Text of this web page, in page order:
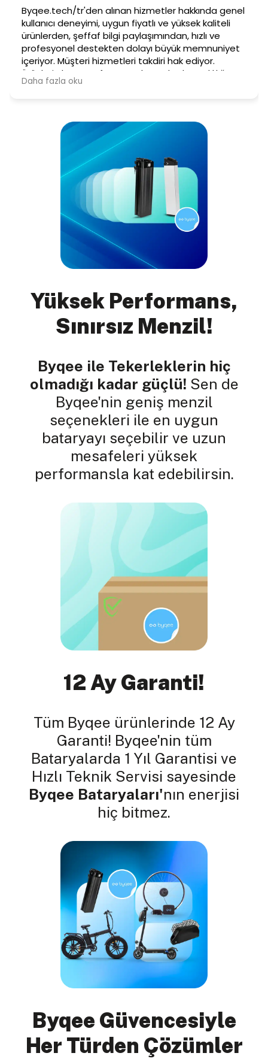
Yüksek Performans,
Sınırsız Menzil!
Byqee ile Tekerleklerin hiç
olmadığı kadar güçlü! Sen de
Byqee'nin geniş menzil
seçenekleri ile en uygun
bataryayı seçebilir ve uzun
mesafeleri yüksek
performansla kat edebilirsin.
12 Ay Garanti!
Tüm Byqee ürünlerinde 12 Ay
Garanti! Byqee'nin tüm
Bataryalarda 1 Yıl Garantisi ve
Hızlı Teknik Servisi sayesinde
Byqee Bataryaları'nın enerjisi
hiç bitmez.
Byqee Güvencesiyle
Her Türden Çözümler